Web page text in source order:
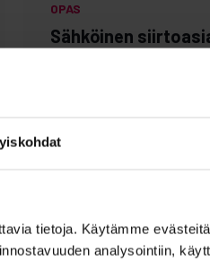
tietoja. Käytämme
analysointiin,
OPAS
Sähköinen